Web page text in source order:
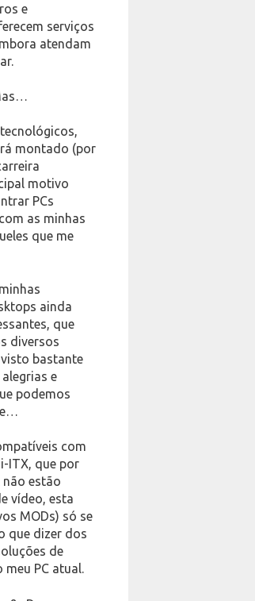
e
serviços
atendam
montado (por
motivo
PCs
as minhas
que me
ainda
que
diversos
bastante
e
podemos
com
ITX, que por
não estão
vídeo, esta
MODs) só se
que dizer dos
de
PC atual.